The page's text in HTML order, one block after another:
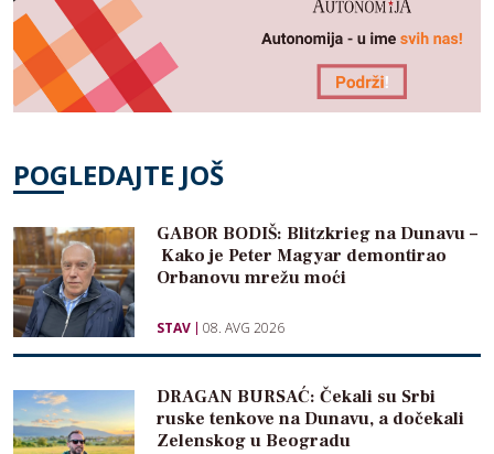
POGLEDAJTE JOŠ
GABOR BODIŠ: Blitzkrieg na Dunavu –
Kako je Peter Magyar demontirao
Orbanovu mrežu moći
STAV 08. AVG 2026
DRAGAN BURSAĆ: Čekali su Srbi
ruske tenkove na Dunavu, a dočekali
Zelenskog u Beogradu